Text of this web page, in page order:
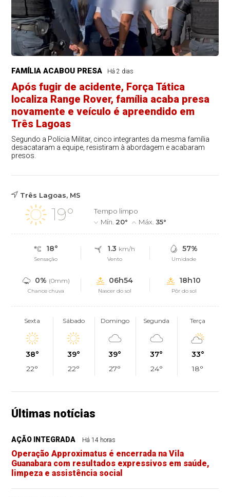
FAMÍLIA ACABOU PRESA Há 2 dias
Após fugir de acidente, Força Tática
localiza Range Rover, família acaba presa
novamente e veículo é apreendido em
Três Lagoas
Segundo a Polícia Militar, cinco integrantes da mesma família
desacataram a equipe, resistiram à abordagem e acabaram
presos.
Três Lagoas, MS
19°
Tempo limpo
Mín. 20° Máx.35°
18°
Sensação
1.3 km/h
Vento
57%
Umidade
0% (0mm)
Chance chuva
06h54
Nascer do sol
18h10
Pôr do sol
Sexta
38°
22°
Sábado
39°
22°
Domingo
39°
27°
Segunda
37°
24°
Terça
33°
18°
Últimas notícias
AÇÃO INTEGRADA Há 14 horas
Operação Approximatus é encerrada na Vila
Guanabara com resultados expressivos em saúde,
limpeza e assistência social